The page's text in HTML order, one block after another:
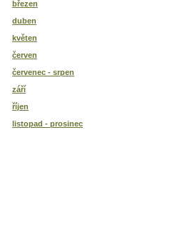
březen
duben
květen
červen
červenec - srpen
září
říjen
listopad - prosinec